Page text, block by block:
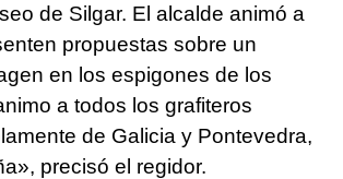
de Silgar. El alcalde animó a
propuestas sobre un
en los espigones de los
a todos los grafiteros
de Galicia y Pontevedra,
precisó el regidor.